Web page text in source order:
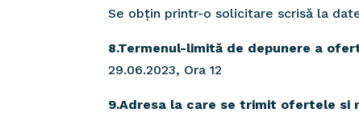
Se obțin printr-o solicitare scrisă la
8.Termenul-limită de depunere a
29.06.2023, Ora 12
9.Adresa la care se trimit ofertele si